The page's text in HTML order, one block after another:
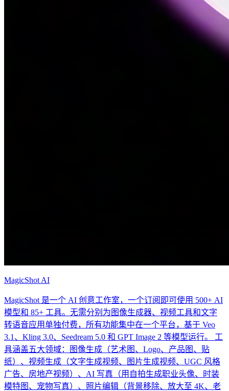
MagicShot AI
MagicShot 是一个 AI 创意工作室，一个订阅即可使用 500+ AI
模型和 85+ 工具。无需分别为图像生成器、视频工具和文字
转语音应用单独付费，所有功能集中在一个平台，基于 Veo
3.1、Kling 3.0、Seedream 5.0 和 GPT Image 2 等模型运行。 工
具涵盖五大领域：图像生成（艺术图、Logo、产品图、贴
纸）、视频生成（文字生成视频、图片生成视频、UGC 风格
广告、房地产视频）、AI 写真（用自拍生成职业头像、时装
模特图、宠物写真）、照片编辑（背景移除、放大至 4K、老